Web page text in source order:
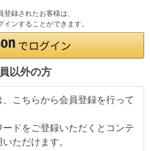
録されたお客様は、
ンすることができます。
以外の方
こちらから会員登録を行って
ードをご登録いただくとコンテ
ただけます。